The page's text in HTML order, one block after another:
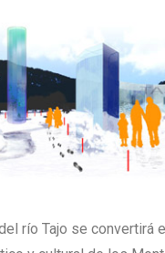
río Tajo se convertirá